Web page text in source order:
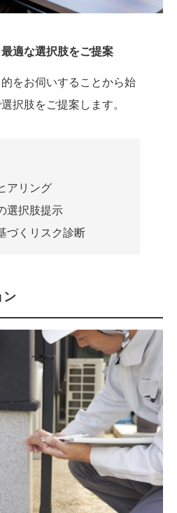
適な選択肢をご提案
をお伺いすることから始
択肢をご提案します。
アリング
選択肢提示
づくリスク診断
ン